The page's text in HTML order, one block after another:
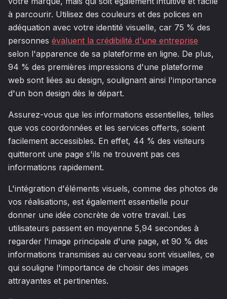
à parcourir. Utilisez des couleurs et des polices en
adéquation avec votre identité visuelle, car 75 % des
personnes évaluent la crédibilité d'une entreprise
selon l'apparence de sa plateforme en ligne. De plus,
94 % des premières impressions d'une plateforme
web sont liées au design, soulignant ainsi l'importance
d'un bon design dès le départ.
Assurez-vous que les informations essentielles, telles
que vos coordonnées et les services offerts, soient
facilement accessibles. En effet, 44 % des visiteurs
quitteront une page s'ils ne trouvent pas ces
informations rapidement.
L'intégration d'éléments visuels, comme des photos de
vos réalisations, est également essentielle pour
donner une idée concrète de votre travail. Les
utilisateurs passent en moyenne 5,94 secondes à
regarder l'image principale d'une page, et 90 % des
informations transmises au cerveau sont visuelles, ce
qui souligne l'importance de choisir des images
attrayantes et pertinentes.